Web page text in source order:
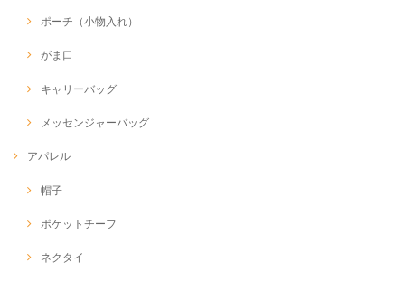
ポーチ（小物入れ）
がま口
キャリーバッグ
メッセンジャーバッグ
アパレル
帽子
ポケットチーフ
ネクタイ